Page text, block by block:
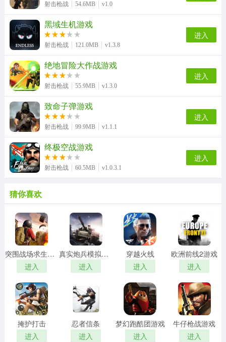
射击枪战 54.6MB v1.0
黑域生机游戏
射击枪战 121.0MB v1.3.8
进入
绝地冒险大作战游戏
射击枪战 55.9MB v1.3.0
进入
致命子弹游戏
射击枪战 99.9MB v1.1.1
进入
终极空战游戏
射击枪战 60.5MB v1.0.3.1
进入
猜你喜欢
突围战场求生行动游戏
进入
真实炮兵模拟游戏
进入
穿越火线
进入
欧洲前线2游戏
进入
掩护打击
进入
忍者信条
进入
梦幻跑酷团游戏
进入
牛仔枪战游戏
进入